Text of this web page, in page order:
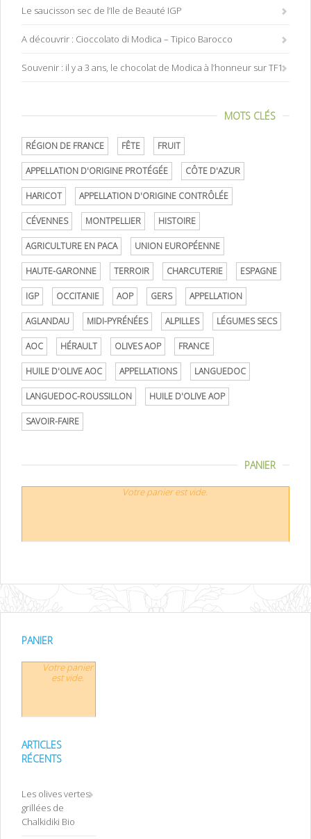
Le saucisson sec de l’Ile de Beauté IGP
A découvrir : Cioccolato di Modica – Tipico Barocco
Souvenir : il y a 3 ans, le chocolat de Modica à l’honneur sur TF1
MOTS CLÉS
RÉGION DE FRANCE FÊTE FRUIT
APPELLATION D'ORIGINE PROTÉGÉE CÔTE D'AZUR
HARICOT APPELLATION D'ORIGINE CONTRÔLÉE
CÉVENNES MONTPELLIER HISTOIRE
AGRICULTURE EN PACA UNION EUROPÉENNE
HAUTE-GARONNE TERROIR CHARCUTERIE ESPAGNE
IGP OCCITANIE AOP GERS APPELLATION
AGLANDAU MIDI-PYRÉNÉES ALPILLES LÉGUMES SECS
AOC HÉRAULT OLIVES AOP FRANCE
HUILE D'OLIVE AOC APPELLATIONS LANGUEDOC
LANGUEDOC-ROUSSILLON HUILE D'OLIVE AOP
SAVOIR-FAIRE
PANIER
Votre panier est vide.
PANIER
Votre panier
est vide.
ARTICLES
RÉCENTS
Les olives vertes
grillées de
Chalkidiki Bio